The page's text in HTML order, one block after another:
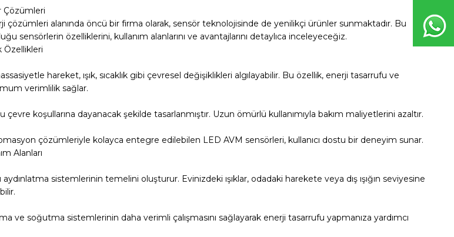
Çözümleri
çözümleri alanında öncü bir firma olarak, sensör teknolojisinde de yenilikçi ürünler sunmaktadır. Bu
sensörlerin özelliklerini, kullanım alanlarını ve avantajlarını detaylıca inceleyeceğiz.
Özellikleri
hareket, ışık, sıcaklık gibi çevresel değişiklikleri algılayabilir. Bu özellik, enerji tasarrufu ve
verimlilik sağlar.
koşullarına dayanacak şekilde tasarlanmıştır. Uzun ömürlü kullanımıyla bakım maliyetlerini azaltır.
çözümleriyle kolayca entegre edilebilen LED AVM sensörleri, kullanıcı dostu bir deneyim sunar.
Alanları
aydınlatma sistemlerinin temelini oluşturur. Evinizdeki ışıklar, odadaki harekete veya dış ışığın seviyesine
ve soğutma sistemlerinin daha verimli çalışmasını sağlayarak enerji tasarrufu yapmanıza yardımcı